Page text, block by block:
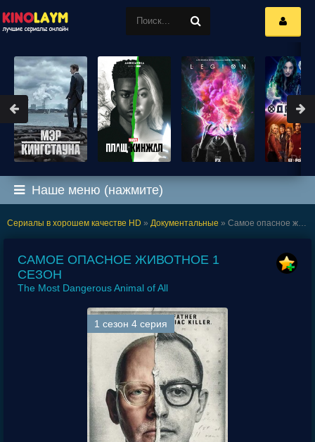
Наше меню (нажмите)
Сериалы в хорошем качестве HD » Документальные » Самое опасное животное 1 сезон
САМОЕ ОПАСНОЕ ЖИВОТНОЕ 1
СЕЗОН
The Most Dangerous Animal of All
1 сезон 4 серия